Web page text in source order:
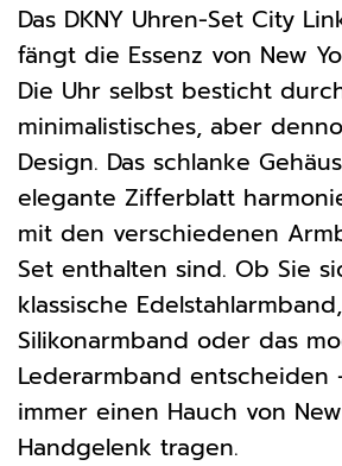
Das DKNY Uhren-Set City
fängt die Essenz von New
Die Uhr selbst besticht
minimalistisches, aber
Design. Das schlanke
elegante Zifferblatt
mit den verschiedenen
Set enthalten sind. Ob Sie
klassische
Silikonarmband oder das
Lederarmband entscheiden
immer einen Hauch von
Handgelenk tragen.